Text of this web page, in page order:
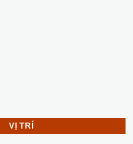
VỊ TRÍ